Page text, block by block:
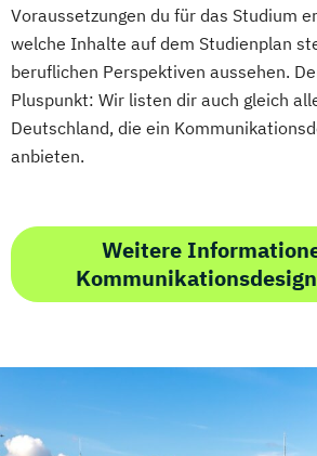
Voraussetzungen du für das Studium
welche Inhalte auf dem Studienplan
beruflichen Perspektiven aussehen.
Pluspunkt: Wir listen dir auch gleich
Deutschland, die ein
anbieten.
Weitere